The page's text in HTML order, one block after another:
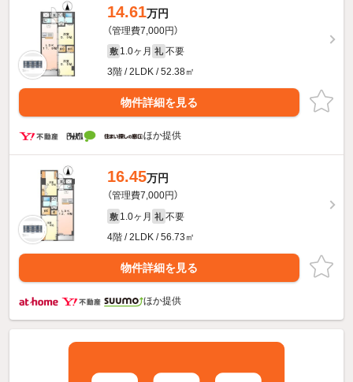
14.61万円
（管理費7,000円）
敷 1.0ヶ月 礼 不要
3階 / 2LDK / 52.38㎡
物件詳細を見る
ほか提供
16.45万円
（管理費7,000円）
敷 1.0ヶ月 礼 不要
4階 / 2LDK / 56.73㎡
物件詳細を見る
ほか提供